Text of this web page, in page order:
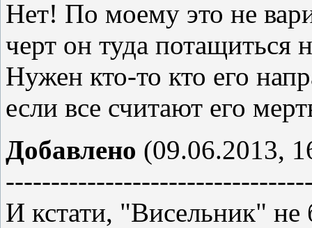
Нет! По моему это не
черт он туда потащиться
Нужен кто-то кто его
если все считают его
Добавлено (09.06.2013,
И кстати, "Висельник" не